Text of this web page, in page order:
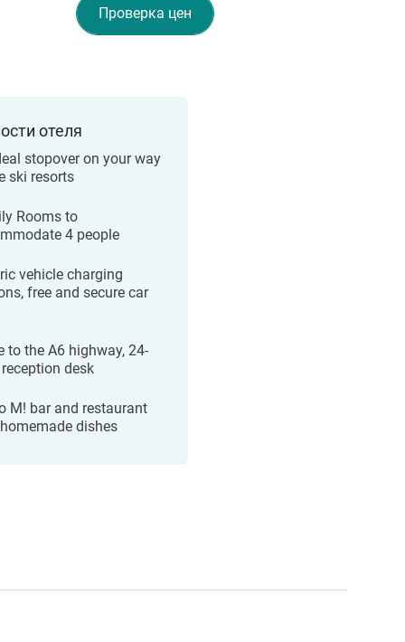
Проверка цен
отеля
stopover on your way
ski resorts
Rooms to
4 people
vehicle charging
free and secure car
to the A6 highway, 24-
desk
M! bar and restaurant
dishes